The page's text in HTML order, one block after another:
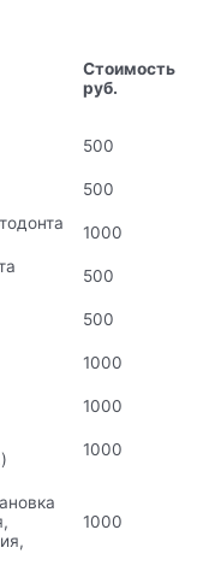
Стоимость
руб.
500
500
1000
500
500
1000
1000
1000
1000